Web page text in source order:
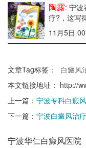
陶露: 宁波
疗? ，这
11月5日
文章Tag标签：
白癜风
本文链接地址： http://
上一篇： 宁波专科白癜
下一篇： 宁波白癜风治
宁波华仁白癜风医院